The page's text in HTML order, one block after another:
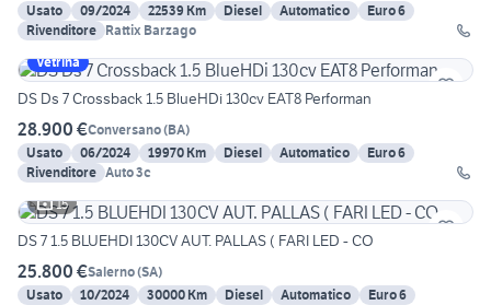
Usato
09/2024 22539 Km Diesel Automatico
Euro 6
Rivenditore Rattix Barzago
Vetrina
DS Ds 7 Crossback 1.5 BlueHDi 130cv EAT8 Performan
28.900 €Conversano(BA)
Usato
06/2024 19970 Km Diesel Automatico
Euro 6
Rivenditore Auto 3c
15
DS 7 1.5 BLUEHDI 130CV AUT. PALLAS ( FARI LED - CO
25.800 €Salerno(SA)
Usato
10/2024 30000 Km Diesel Automatico
Euro 6